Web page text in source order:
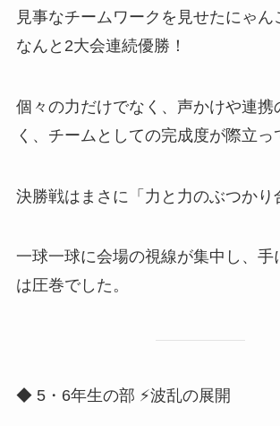
見事なチームワークを見せたにゃん
なんと2大会連続優勝！
個々の力だけでなく、声かけや連携
く、チームとしての完成度が際立っ
決勝戦はまさに「力と力のぶつかり
一球一球に会場の視線が集中し、手
は圧巻でした。
◆ 5・6年生の部 ⚡️波乱の展開